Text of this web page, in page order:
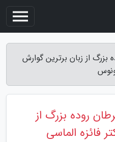
از زبان برترین گوارش
روده بزرگ از
فائزه الماسی